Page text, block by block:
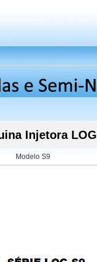
Injetora LOG
Modelo S9